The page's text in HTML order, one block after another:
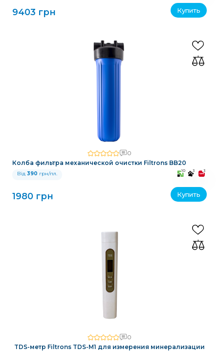
9403 грн Купить
0
Колба фильтра механической очистки Filtrons BB20
Від 390 грн/пл. 10 3 3
1980 грн Купить
0
TDS-метр Filtrons TDS-M1 для измерения минерализации